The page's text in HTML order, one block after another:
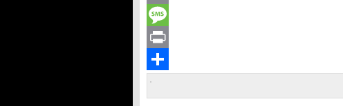
Email
Message
Print
Teilen